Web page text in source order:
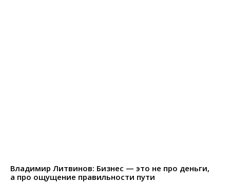
Владимир Литвинов: Бизнес — это не про деньги,
а про ощущение правильности пути